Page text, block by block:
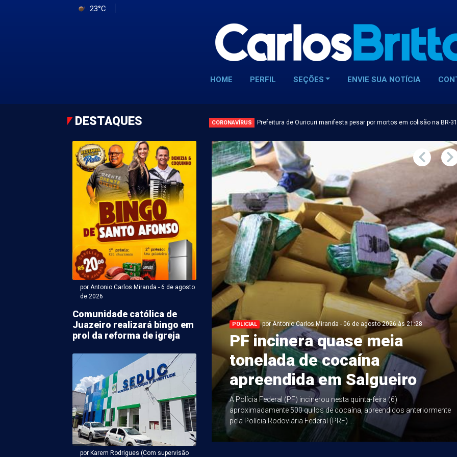
23°C
HOME PERFIL SEÇÕES ENVIE SUA NOTÍCIA
DESTAQUES CORONAVÍRUS
por Antonio Carlos Miranda - 6 de agosto
de 2026
Comunidade católica de
Juazeiro realizará bingo em
prol da reforma de igreja
por Karem Rodrigues (Com supervisão
Carlos Miranda - 06 de agosto 2026 às 18:50
a vice de João
tem maior
de bens em PE
governador de Pernambuco pela Frente Popular,
declarou R$ 3,7 milhões em bens à
POLICIAL por Antonio Carlos Miranda - 06 de agosto 2026 às 21:28
PF incinera quase meia
tonelada de cocaína
apreendida em Salgueiro
A Polícia Federal (PF) incinerou nesta quinta-feira (6)
aproximadamente 500 quilos de cocaína, apreendidos anteriormente
pela Polícia Rodoviária Federal (PRF) ...